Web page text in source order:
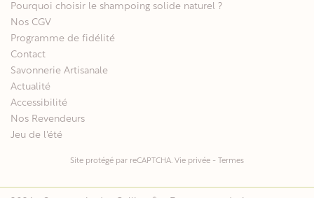
Pourquoi choisir le shampoing solide naturel ?
Nos CGV
Programme de fidélité
Contact
Savonnerie Artisanale
Actualité
Accessibilité
Nos Revendeurs
Jeu de l'été
Site protégé par reCAPTCHA. Vie privée - Termes